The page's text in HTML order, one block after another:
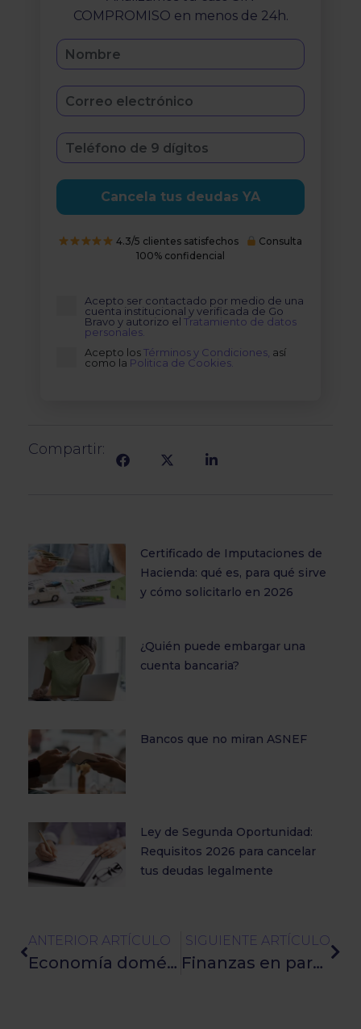
COMPROMISO en menos de 24h.
Cancela tus deudas YA
4.3/5 clientes satisfechos
Consulta
100% confidencial
Acepto ser contactado por medio de una
cuenta institucional y verificada de Go
Bravo y autorizo el Tratamiento de datos
personales.
Acepto losTérminos y Condiciones, así
como la Politica de Cookies.
Compartir:
Certificado de Imputaciones de
Hacienda: qué es, para qué sirve
y cómo solicitarlo en 2026
¿Quién puede embargar una
cuenta bancaria?
Bancos que no miran ASNEF
Ley de Segunda Oportunidad:
Requisitos 2026 para cancelar
tus deudas legalmente
ANTERIOR ARTÍCULO
Economía doméstica: Consejos para controlar los gastos
SIGUIENTE ARTÍCULO
Finanzas en pareja: ¿Cómo ahorrar para metas compartidas?